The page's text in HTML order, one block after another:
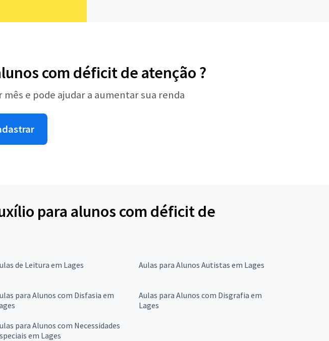
com déficit de atenção ?
mês e pode ajudar a aumentar sua renda
para alunos com déficit de
de Leitura em Lages Aulas para Alunos Autistas em Lages
para Alunos com Disfasia em
Aulas para Alunos com Disgrafia em
Lages
para Alunos com Necessidades
em Lages